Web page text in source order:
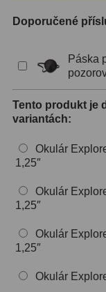
ZOOM12
ED a Flat Field12
Ostatní30
Doplňky1
Měsíční a
Sluneční43
Doporučené
Páska
Tento produkt je
variantách:
Okulár
1,25″
Okulár
1,25″
Okulár
1,25″
Okulár